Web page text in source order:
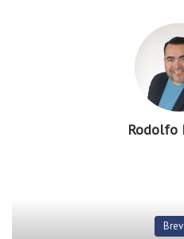
BUSCAN PRESUNTO
Este pasado jueves 8 de
cuadra 2000 de Ivy Chapel
lastimosamente nada se pudo
lado del conductor que dice: